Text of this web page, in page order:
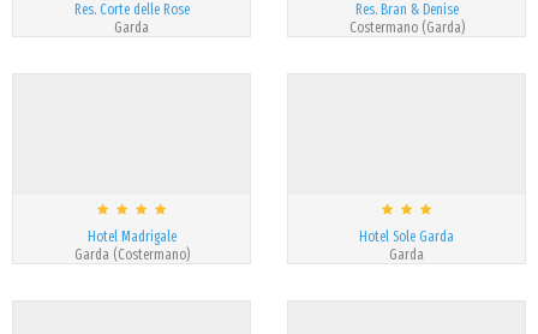
Res. Corte delle Rose
Garda
Res. Bran & Denise
Costermano (Garda)
Hotel Madrigale
Garda (Costermano)
Hotel Sole Garda
Garda